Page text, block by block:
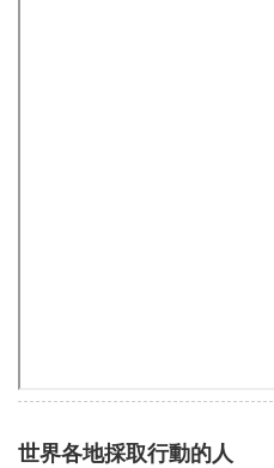
世界各地採取行動的人